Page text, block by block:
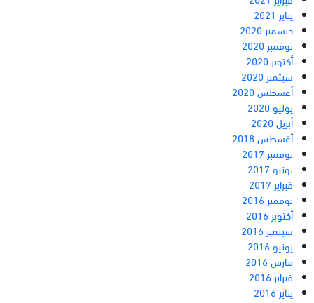
يناير 2021
ديسمبر 2020
نوفمبر 2020
أكتوبر 2020
سبتمبر 2020
أغسطس 2020
يوليو 2020
أبريل 2020
أغسطس 2018
نوفمبر 2017
يونيو 2017
فبراير 2017
نوفمبر 2016
أكتوبر 2016
سبتمبر 2016
يونيو 2016
مارس 2016
فبراير 2016
يناير 2016